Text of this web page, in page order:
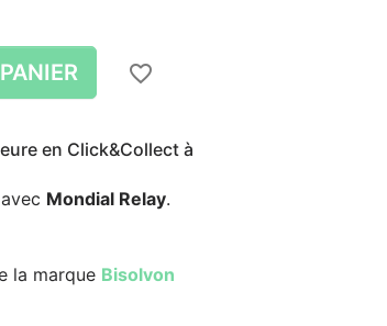
favorite_border
en Click&Collect à
avec Mondial Relay.
la marque Bisolvon